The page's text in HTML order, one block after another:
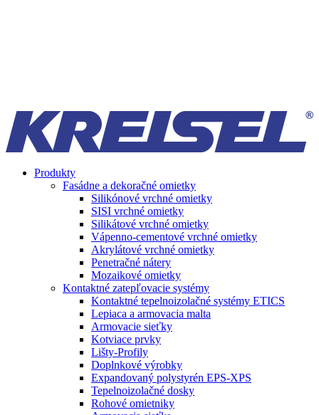
Produkty
Fasádne a dekoračné omietky
Silikónové vrchné omietky
SISI vrchné omietky
Silikátové vrchné omietky
Vápenno-cementové vrchné omietky
Akrylátové vrchné omietky
Penetračné nátery
Mozaikové omietky
Kontaktné zatepľovacie systémy
Kontaktné tepelnoizolačné systémy ETICS
Lepiaca a armovacia malta
Armovacie sieťky
Kotviace prvky
Lišty-Profily
Doplnkové výrobky
Expandovaný polystyrén EPS-XPS
Tepelnoizolačné dosky
Rohové omietniky